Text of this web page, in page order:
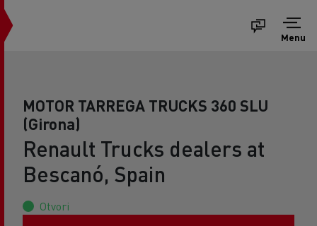
Menu
MOTOR TARREGA TRUCKS 360 SLU
(Girona)
Renault Trucks dealers at
Bescanó, Spain
Otvori